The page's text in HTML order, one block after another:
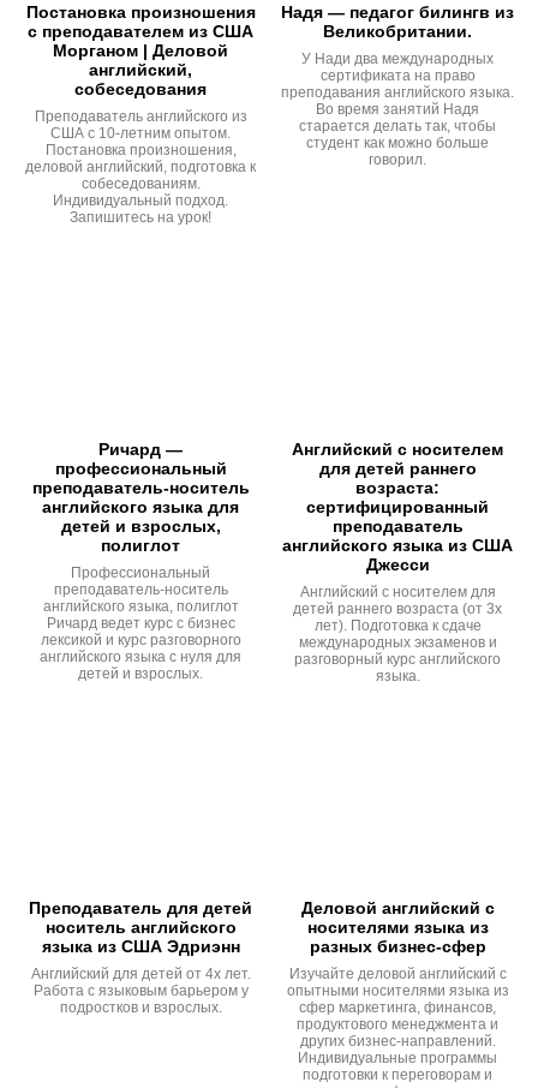
Постановка произношения
с преподавателем из США
Морганом | Деловой
английский,
собеседования
Преподаватель английского из
США с 10-летним опытом.
Постановка произношения,
деловой английский, подготовка к
собеседованиям.
Индивидуальный подход.
Запишитесь на урок!
Надя — педагог билингв из
Великобритании.
У Нади два международных
сертификата на право
преподавания английского языка.
Во время занятий Надя
старается делать так, чтобы
студент как можно больше
говорил.
Ричард —
профессиональный
преподаватель-носитель
английского языка для
детей и взрослых,
полиглот
Профессиональный
преподаватель-носитель
английского языка, полиглот
Ричард ведет курс с бизнес
лексикой и курс разговорного
английского языка с нуля для
детей и взрослых.
Английский с носителем
для детей раннего
возраста:
сертифицированный
преподаватель
английского языка из США
Джесси
Английский с носителем для
детей раннего возраста (от 3х
лет). Подготовка к сдаче
международных экзаменов и
разговорный курс английского
языка.
Преподаватель для детей
носитель английского
языка из США Эдриэнн
Английский для детей от 4х лет.
Работа с языковым барьером у
подростков и взрослых.
Деловой английский с
носителями языка из
разных бизнес-сфер
Изучайте деловой английский с
опытными носителями языка из
сфер маркетинга, финансов,
продуктового менеджмента и
других бизнес-направлений.
Индивидуальные программы
подготовки к переговорам и